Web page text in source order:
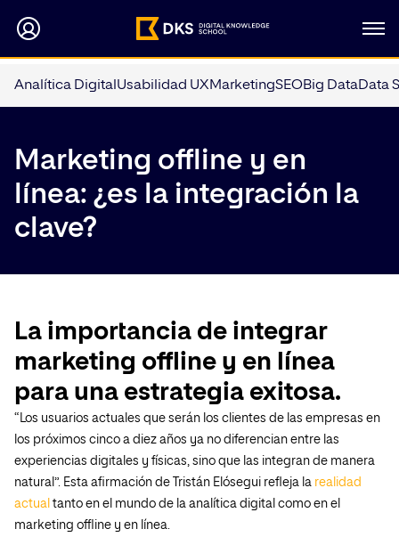
Analítica Digital Usabilidad UXMarketingSEOBig DataData
Marketing offline y en
línea: ¿es la integración la
clave?
La importancia de integrar
marketing offline y en línea
para una estrategia exitosa.
“Los usuarios actuales que serán los clientes de las empresas en
los próximos cinco a diez años ya no diferencian entre las
experiencias digitales y físicas, sino que las integran de manera
natural”. Esta afirmación de Tristán Elósegui refleja la realidad
actual tanto en el mundo de la analítica digital como en el
marketing offline y en línea.